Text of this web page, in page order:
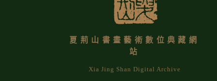
夏荊山書畫藝術數位典藏網
站
Xia Jing Shan Digital Archive